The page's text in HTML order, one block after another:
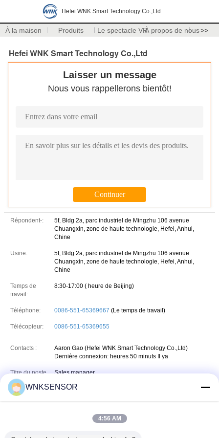
Hefei WNK Smart Technology Co.,Ltd
À la maison Produits Le spectacle VRÀ propos de nous>>
Hefei WNK Smart Technology Co.,Ltd
Laisser un message
Nous vous rappellerons bientôt!
Répondent-:
5f, Bldg 2a, parc industriel de Mingzhu 106 avenue
Chuangxin, zone de haute technologie, Hefei, Anhui,
Chine
Usine:
5f, Bldg 2a, parc industriel de Mingzhu 106 avenue
Chuangxin, zone de haute technologie, Hefei, Anhui,
Chine
Temps de
travail:
8:30-17:00 ( heure de Beijing)
Téléphone: 0086-551-65369667 (Le temps de travail)
Télécopieur: 0086-551-65369655
Contacts :
Aaron Gao (Hefei WNK Smart Technology Co.,Ltd)
Dernière connexion: heures 50 minuts Il ya
Titre du poste
:
Sales manager
Téléphone :
+8618156545248 Whatsapp
WNKSENSOR
4:56 AM